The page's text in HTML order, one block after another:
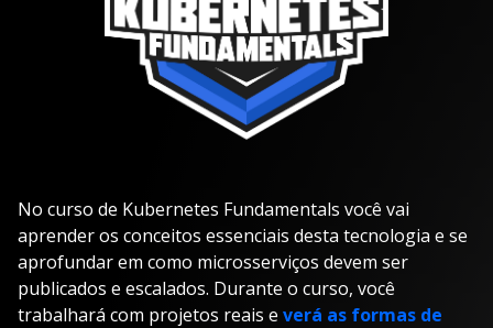
No curso de Kubernetes Fundamentals você vai
aprender os conceitos essenciais desta tecnologia e se
aprofundar em como microsserviços devem ser
publicados e escalados. Durante o curso, você
trabalhará com projetos reais e verá as formas de